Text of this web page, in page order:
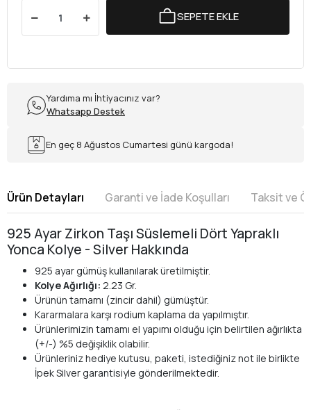
SEPETE EKLE
Yardıma mı İhtiyacınız var?
Whatsapp Destek
En geç 8 Ağustos Cumartesi günü kargoda!
Ürün Detayları Garanti ve İade Koşulları Taksit ve
925 Ayar Zirkon Taşı Süslemeli Dört Yapraklı
Yonca Kolye - Silver Hakkında
925 ayar gümüş kullanılarak üretilmiştir.
Kolye Ağırlığı: 2.23 Gr.
Ürünün tamamı (zincir dahil) gümüştür.
Kararmalara karşı rodium kaplama da yapılmıştır.
Ürünlerimizin tamamı el yapımı olduğu için belirtilen ağırlıkta
(+/-) %5 değişiklik olabilir.
Ürünleriniz hediye kutusu, paketi, istediğiniz not ile birlikte
İpek Silver garantisiyle gönderilmektedir.